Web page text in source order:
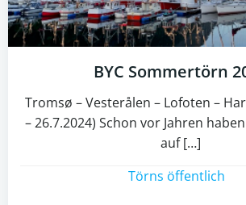
BYC Sommertörn
Tromsø – Vesterålen – Lofoten –
– 26.7.2024) Schon vor Jahren
auf […]
Törns öffentlich